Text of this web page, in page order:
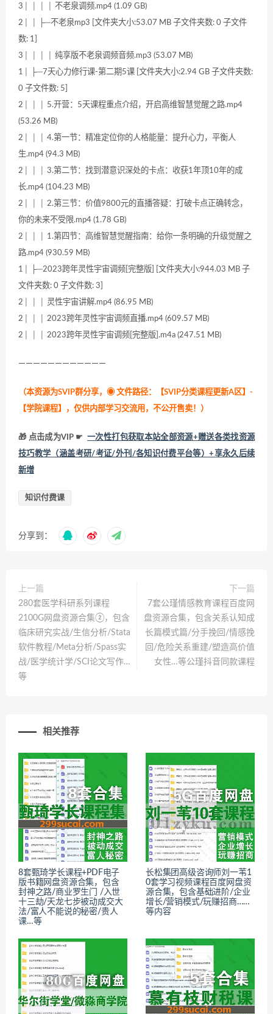
3│ │ │ │ 不老泉调频.mp4 (1.09 GB)
2│ │ ├─不老泉mp3 [文件夹大小:53.07 MB 子文件夹数: 0 子文件
数: 1]
3│ │ │ │ 纯享版不老泉调频音频.mp3 (53.07 MB)
1│ ├─7天心力修行课-第二期5课 [文件夹大小:2.94 GB 子文件夹数:
0 子文件数: 5]
2│ │ │ 5.开营：5天课程重点介绍，开启高维智慧觉醒之路.mp4
(53.26 MB)
2│ │ │ 4.第一节：精准定位你的人格能量：提升心力，平衡人
生.mp4 (94.3 MB)
2│ │ │ 3.第二节：找到潜意识深处的卡点：收获1年顶10年的成
长.mp4 (104.23 MB)
2│ │ │ 2.第三节：价值9800元的直播答疑：打破卡点正确转念，
你的未来不受限.mp4 (1.78 GB)
2│ │ │ 1.第四节：高维智慧觉醒指南：给你一条明确的升级觉醒之
路.mp4 (930.59 MB)
1│ ├─2023跨年灵性宇宙调频[完整版] [文件夹大小:944.03 MB 子
文件夹数: 0 子文件数: 3]
2│ │ │ 灵性宇宙讲解.mp4 (86.95 MB)
2│ │ │ 2023跨年灵性宇宙调频直播.mp4 (609.57 MB)
2│ │ │ 2023跨年灵性宇宙调频[完整版].m4a (247.51 MB)
————————————
（本资源为SVIP群分享， ◉ 文件路径：【SVIP分类课程更新A区】-
【学院课程】，仅供内部学习交流用，不公开售卖！ ）
🎁 点击成为VIP ☛ 一次性打包获取本站全部资源+赠送各类找资源
技巧教学（涵盖考研/考证/外刊/各知识付费平台等）+享永久后续
新增
知识付费课
分享到：
上一篇
280套医学科研系列课程
2100G网盘资源合集②，包含
临床研究实战/生信分析/Stata
软件教程/Meta分析/Spass实
战/医学统计学/SCI论文写作…
等
下一篇
7套公瑾情感教育课程百度网
盘资源合集，包含关系认知成
长篇模式篇/分手挽回/情感挽
回/危险关系重建/塑造高价值
女性…等公瑾抖音同款课程
相关推荐
8套甄琦学长课程+PDF电子
版书籍网盘资源合集，包含
封神之路/商业罗生门 /入世
十三劫/天龙七步被动成交大
法/富人不能说的秘密/贵人
课…等
长松集团高级咨询师刘一苇1
0套学习视频课程百度网盘资
源合集，包含基础进阶/企业
增长/营销模式/玩赚招商……
等内容